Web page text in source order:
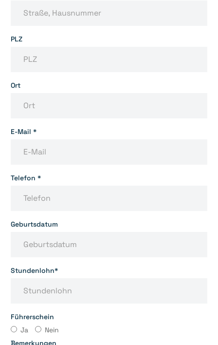
PLZ
Ort
E-Mail *
Telefon *
Geburtsdatum
Stundenlohn*
Führerschein
Ja
Nein
Bemerkungen